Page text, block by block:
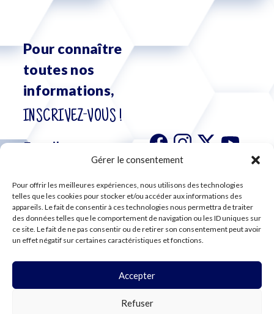
Gérer le consentement
Pour offrir les meilleures expériences, nous utilisons des technologies
telles que les cookies pour stocker et/ou accéder aux informations des
appareils. Le fait de consentir à ces technologies nous permettra de traiter
des données telles que le comportement de navigation ou les ID uniques sur
ce site. Le fait de ne pas consentir ou de retirer son consentement peut avoir
un effet négatif sur certaines caractéristiques et fonctions.
Accepter
Refuser
Pour connaître
toutes nos
informations,
INSCRIVEZ-VOUS !
S'abonner à
notre
newsletter